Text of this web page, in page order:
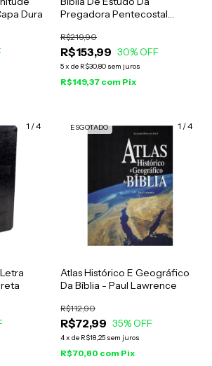
Dura
Pregadora Pentecostal
R$153,99
R$219,90
30% OFF
5x de R$30,80 sem juros
R$149,37 com Pix
1 /4 1 /4
ESGOTADO
Atlas Histórico E Geográfico
Da Bíblia - Paul Lawrence
R$72,99
R$112,90
35% OFF
4x de R$18,25 sem juros
R$70,80 com Pix